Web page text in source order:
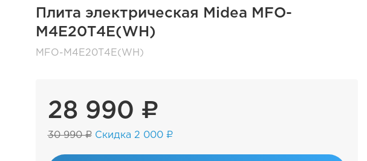
Плита электрическая Midea MFO-
M4E20T4E(WH)
MFO-M4E20T4E(WH)
28 990 ₽
30 990 ₽ Скидка 2 000 ₽